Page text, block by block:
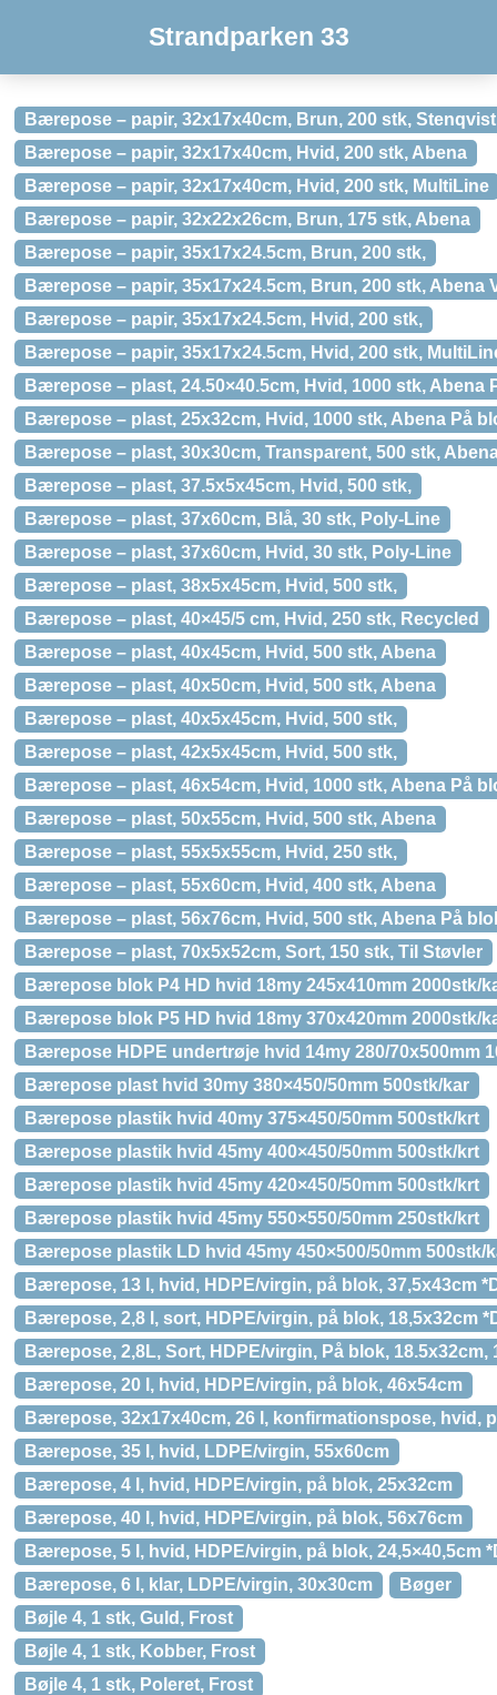
Strandparken 33
Bærepose – papir, 32x17x40cm, Brun, 200 stk, Stenqvist
Bærepose – papir, 32x17x40cm, Hvid, 200 stk, Abena
Bærepose – papir, 32x17x40cm, Hvid, 200 stk, MultiLine
Bærepose – papir, 32x22x26cm, Brun, 175 stk, Abena
Bærepose – papir, 35x17x24.5cm, Brun, 200 stk,
Bærepose – papir, 35x17x24.5cm, Brun, 200 stk, Abena
Bærepose – papir, 35x17x24.5cm, Hvid, 200 stk,
Bærepose – papir, 35x17x24.5cm, Hvid, 200 stk,
Bærepose – plast, 24.50×40.5cm, Hvid, 1000 stk, Abena
Bærepose – plast, 25x32cm, Hvid, 1000 stk, Abena På
Bærepose – plast, 30x30cm, Transparent, 500 stk,
Bærepose – plast, 37.5x5x45cm, Hvid, 500 stk,
Bærepose – plast, 37x60cm, Blå, 30 stk, Poly-Line
Bærepose – plast, 37x60cm, Hvid, 30 stk, Poly-Line
Bærepose – plast, 38x5x45cm, Hvid, 500 stk,
Bærepose – plast, 40×45/5 cm, Hvid, 250 stk, Recycled
Bærepose – plast, 40x45cm, Hvid, 500 stk, Abena
Bærepose – plast, 40x50cm, Hvid, 500 stk, Abena
Bærepose – plast, 40x5x45cm, Hvid, 500 stk,
Bærepose – plast, 42x5x45cm, Hvid, 500 stk,
Bærepose – plast, 46x54cm, Hvid, 1000 stk, Abena På
Bærepose – plast, 50x55cm, Hvid, 500 stk, Abena
Bærepose – plast, 55x5x55cm, Hvid, 250 stk,
Bærepose – plast, 55x60cm, Hvid, 400 stk, Abena
Bærepose – plast, 56x76cm, Hvid, 500 stk, Abena På
Bærepose – plast, 70x5x52cm, Sort, 150 stk, Til Støvler
Bærepose blok P4 HD hvid 18my 245x410mm 2000stk/
Bærepose blok P5 HD hvid 18my 370x420mm 2000stk/
Bærepose HDPE undertrøje hvid 14my 280/70x500mm
Bærepose plast hvid 30my 380×450/50mm 500stk/kar
Bærepose plastik hvid 40my 375×450/50mm 500stk/krt
Bærepose plastik hvid 45my 400×450/50mm 500stk/krt
Bærepose plastik hvid 45my 420×450/50mm 500stk/krt
Bærepose plastik hvid 45my 550×550/50mm 250stk/krt
Bærepose plastik LD hvid 45my 450×500/50mm 500stk/
Bærepose, 13 l, hvid, HDPE/virgin, på blok, 37,5x43cm
Bærepose, 2,8 l, sort, HDPE/virgin, på blok, 18,5x32cm
Bærepose, 2,8L, Sort, HDPE/virgin, På blok, 18.5x32cm,
Bærepose, 20 l, hvid, HDPE/virgin, på blok, 46x54cm
Bærepose, 32x17x40cm, 26 l, konfirmationspose, hvid,
Bærepose, 35 l, hvid, LDPE/virgin, 55x60cm
Bærepose, 4 l, hvid, HDPE/virgin, på blok, 25x32cm
Bærepose, 40 l, hvid, HDPE/virgin, på blok, 56x76cm
Bærepose, 5 l, hvid, HDPE/virgin, på blok, 24,5×40,5cm
Bærepose, 6 l, klar, LDPE/virgin, 30x30cm
Bøger
Bøjle 4, 1 stk, Guld, Frost
Bøjle 4, 1 stk, Kobber, Frost
Bøjle 4, 1 stk, Poleret, Frost